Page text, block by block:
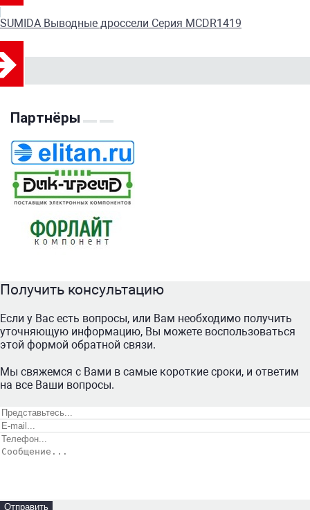
SUMIDA Выводные дроссели Серия MCDR1419
Партнёры
Получить консультацию
Если у Вас есть вопросы, или Вам необходимо получить
уточняющую информацию, Вы можете воспользоваться
этой формой обратной связи.
Мы свяжемся с Вами в самые короткие сроки, и ответим
на все Ваши вопросы.
Отправить